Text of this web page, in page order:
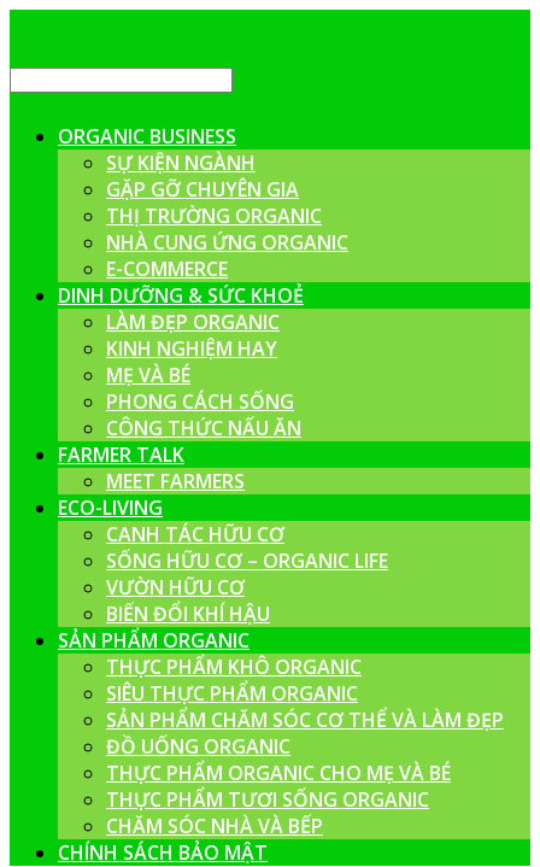
ORGANIC BUSINESS
SỰ KIỆN NGÀNH
GẶP GỠ CHUYÊN GIA
THỊ TRƯỜNG ORGANIC
NHÀ CUNG ỨNG ORGANIC
E-COMMERCE
DINH DƯỠNG & SỨC KHOẺ
LÀM ĐẸP ORGANIC
KINH NGHIỆM HAY
MẸ VÀ BÉ
PHONG CÁCH SỐNG
CÔNG THỨC NẤU ĂN
FARMER TALK
MEET FARMERS
ECO-LIVING
CANH TÁC HỮU CƠ
SỐNG HỮU CƠ – ORGANIC LIFE
VƯỜN HỮU CƠ
BIẾN ĐỔI KHÍ HẬU
SẢN PHẨM ORGANIC
THỰC PHẨM KHÔ ORGANIC
SIÊU THỰC PHẨM ORGANIC
SẢN PHẨM CHĂM SÓC CƠ THỂ VÀ LÀM ĐẸP
ĐỒ UỐNG ORGANIC
THỰC PHẨM ORGANIC CHO MẸ VÀ BÉ
THỰC PHẨM TƯƠI SỐNG ORGANIC
CHĂM SÓC NHÀ VÀ BẾP
CHÍNH SÁCH BẢO MẬT